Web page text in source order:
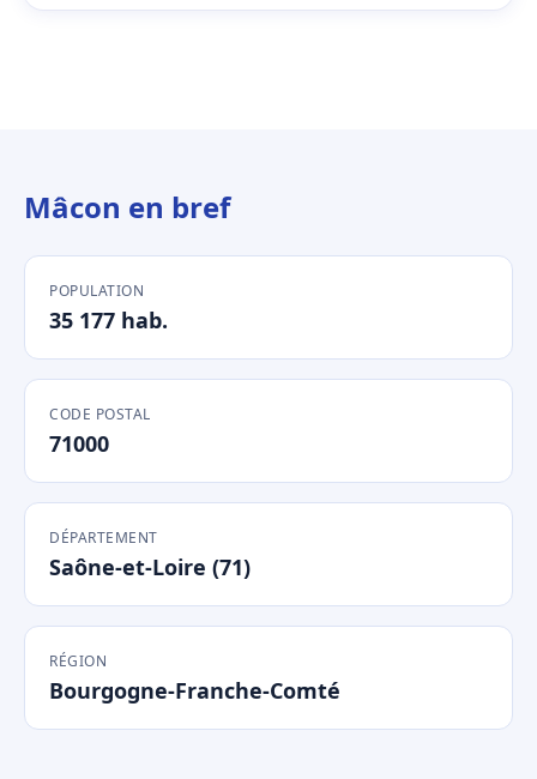
Mâcon en bref
POPULATION
35 177 hab.
CODE POSTAL
71000
DÉPARTEMENT
Saône-et-Loire (71)
RÉGION
Bourgogne-Franche-Comté